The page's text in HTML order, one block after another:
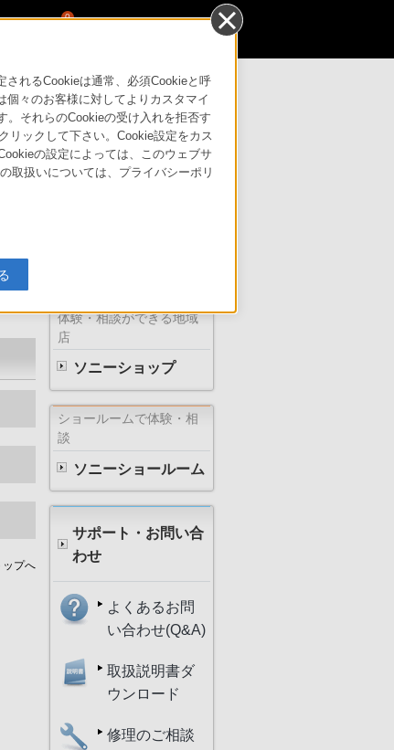
0
サポート・お問い合わせ
ップへ
体験・相談ができる地域
店
ソニーショップ
ショールームで体験・相
談
ソニーショールーム
サポート・お問い合
わせ
よくあるお問
い合わせ(Q&A)
取扱説明書ダ
ウンロード
修理のご相談
されるCookieは通常、必須Cookieと呼
々のお客様に対してよりカスタマイ
。それらのCookieの受け入れを拒否す
リックして下さい。Cookie設定をカス
の設定によっては、このウェブサ
取扱いについては、プライバシーポリ